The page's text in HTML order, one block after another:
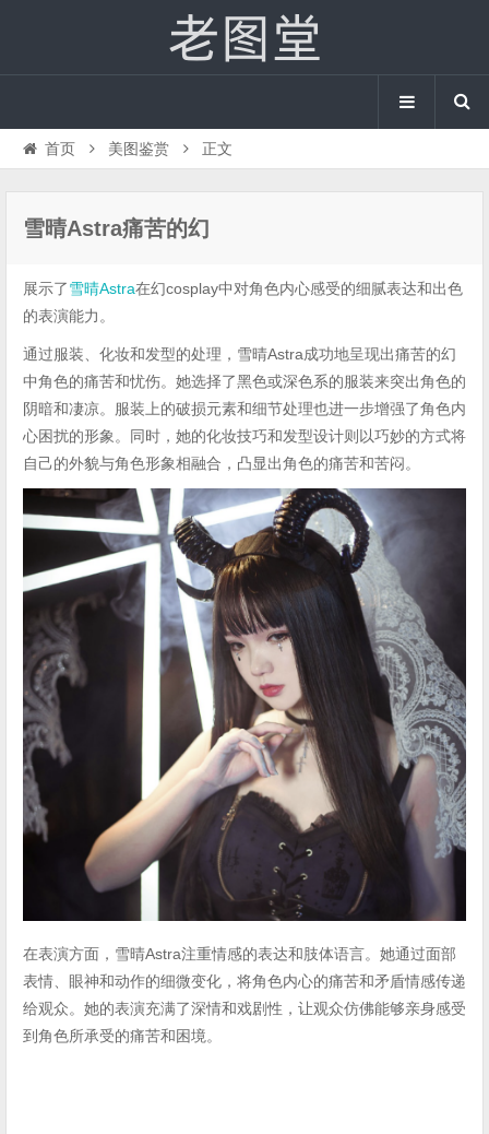
首页 美图鉴赏 正文
雪晴Astra痛苦的幻
展示了雪晴Astra在幻cosplay中对角色内心感受的细腻表达和出色
的表演能力。
通过服装、化妆和发型的处理，雪晴Astra成功地呈现出痛苦的幻
中角色的痛苦和忧伤。她选择了黑色或深色系的服装来突出角色的
阴暗和凄凉。服装上的破损元素和细节处理也进一步增强了角色内
心困扰的形象。同时，她的化妆技巧和发型设计则以巧妙的方式将
自己的外貌与角色形象相融合，凸显出角色的痛苦和苦闷。
在表演方面，雪晴Astra注重情感的表达和肢体语言。她通过面部
表情、眼神和动作的细微变化，将角色内心的痛苦和矛盾情感传递
给观众。她的表演充满了深情和戏剧性，让观众仿佛能够亲身感受
到角色所承受的痛苦和困境。